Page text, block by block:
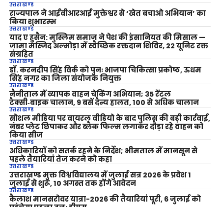
उत्तराखण्ड
राज्यपाल ने आईवीआरआई मुक्तेश्वर से ‘खेत बचाओ अभियान’ का
किया शुभारम्भ
उत्तराखण्ड
याद ए हुसैन: मुस्लिम समाज ने पेश की इंसानियत की मिसाल —
जामा मस्जिद अल्मोड़ा में स्वैच्छिक रक्तदान शिविर, 22 यूनिट रक्त
संग्रहित
उत्तराखण्ड
डॉ. करनदीप सिंह विर्क को पुनः भाजपा चिकित्सा प्रकोष्ठ, ऊधम
सिंह नगर का जिला संयोजक नियुक्त
उत्तराखण्ड
नैनीताल में व्यापक वाहन चेकिंग अभियान; 35 रेंटल
टैक्सी‑बाइक चालान, 9 बसें दैन्य हालत, 100 से अधिक चालान
उत्तराखण्ड
सोशल मीडिया पर वायरल वीडियो के बाद पुलिस की बड़ी कार्रवाई,
नंबर प्लेट छिपाकर और ब्लैक फिल्म लगाकर दौड़ा रहे वाहन को
किया सीज
उत्तराखण्ड
अधिकारियों को सतर्क रहने के निर्देश; भीमताल में मानसून से
पहले तैयारियां तेज करने को कहा
उत्तराखण्ड
उत्तराखण्ड मुक्त विश्वविद्यालय में जुलाई सत्र 2026 के प्रवेश 1
जुलाई से शुरू, 10 अगस्त तक होंगे आवेदन
उत्तराखण्ड
कैलाश मानसरोवर यात्रा-2026 की तैयारियां पूरी, 6 जुलाई को